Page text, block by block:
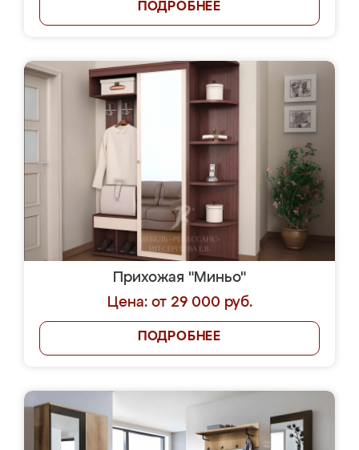
ПОДРОБНЕЕ
Прихожая "Миньо"
Цена: от 29 000 руб.
ПОДРОБНЕЕ